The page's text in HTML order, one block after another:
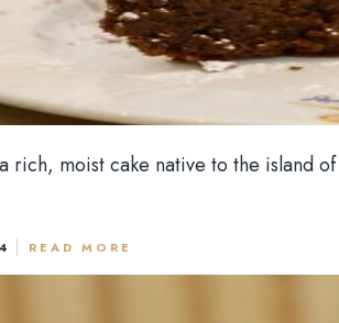
rich, moist cake native to the island
READ MORE